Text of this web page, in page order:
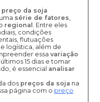
preço da soja
série de fatores,
regional . Entre eles
condições
flutuações
logística, além de
essa variação
15 dias e tomar
é essencial analisar
dos preços da soja na
página com o preço